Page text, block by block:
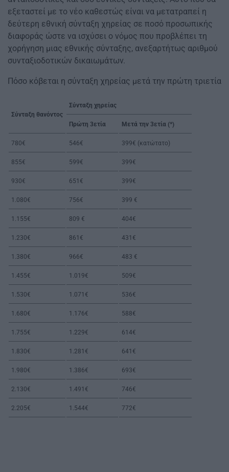
εξεταστεί με το νέο καθεστώς είναι να μετατραπεί η
δεύτερη εθνική σύνταξη χηρείας σε ποσό προσωπικής
διαφοράς ώστε να ισχύσει ο νόμος που προβλέπει τη
χορήγηση μιας εθνικής σύνταξης, ανεξαρτήτως αριθμού
συνταξιοδοτικών δικαιωμάτων.
Πόσο κόβεται η σύνταξη χηρείας μετά την πρώτη τριετία
Σύνταξη θανόντος
Σύνταξη χηρείας
Πρώτη 3ετία Μετά την 3ετία (*)
780€ 546€ 399€ (κατώτατο)
855€ 599€ 399€
930€ 651€ 399€
1.080€ 756€ 399 €
1.155€ 809 € 404€
1.230€ 861€ 431€
1.380€ 966€ 483 €
1.455€ 1.019€ 509€
1.530€ 1.071€ 536€
1.680€ 1.176€ 588€
1.755€ 1.229€ 614€
1.830€ 1.281€ 641€
1.980€ 1.386€ 693€
2.130€ 1.491€ 746€
2.205€ 1.544€ 772€